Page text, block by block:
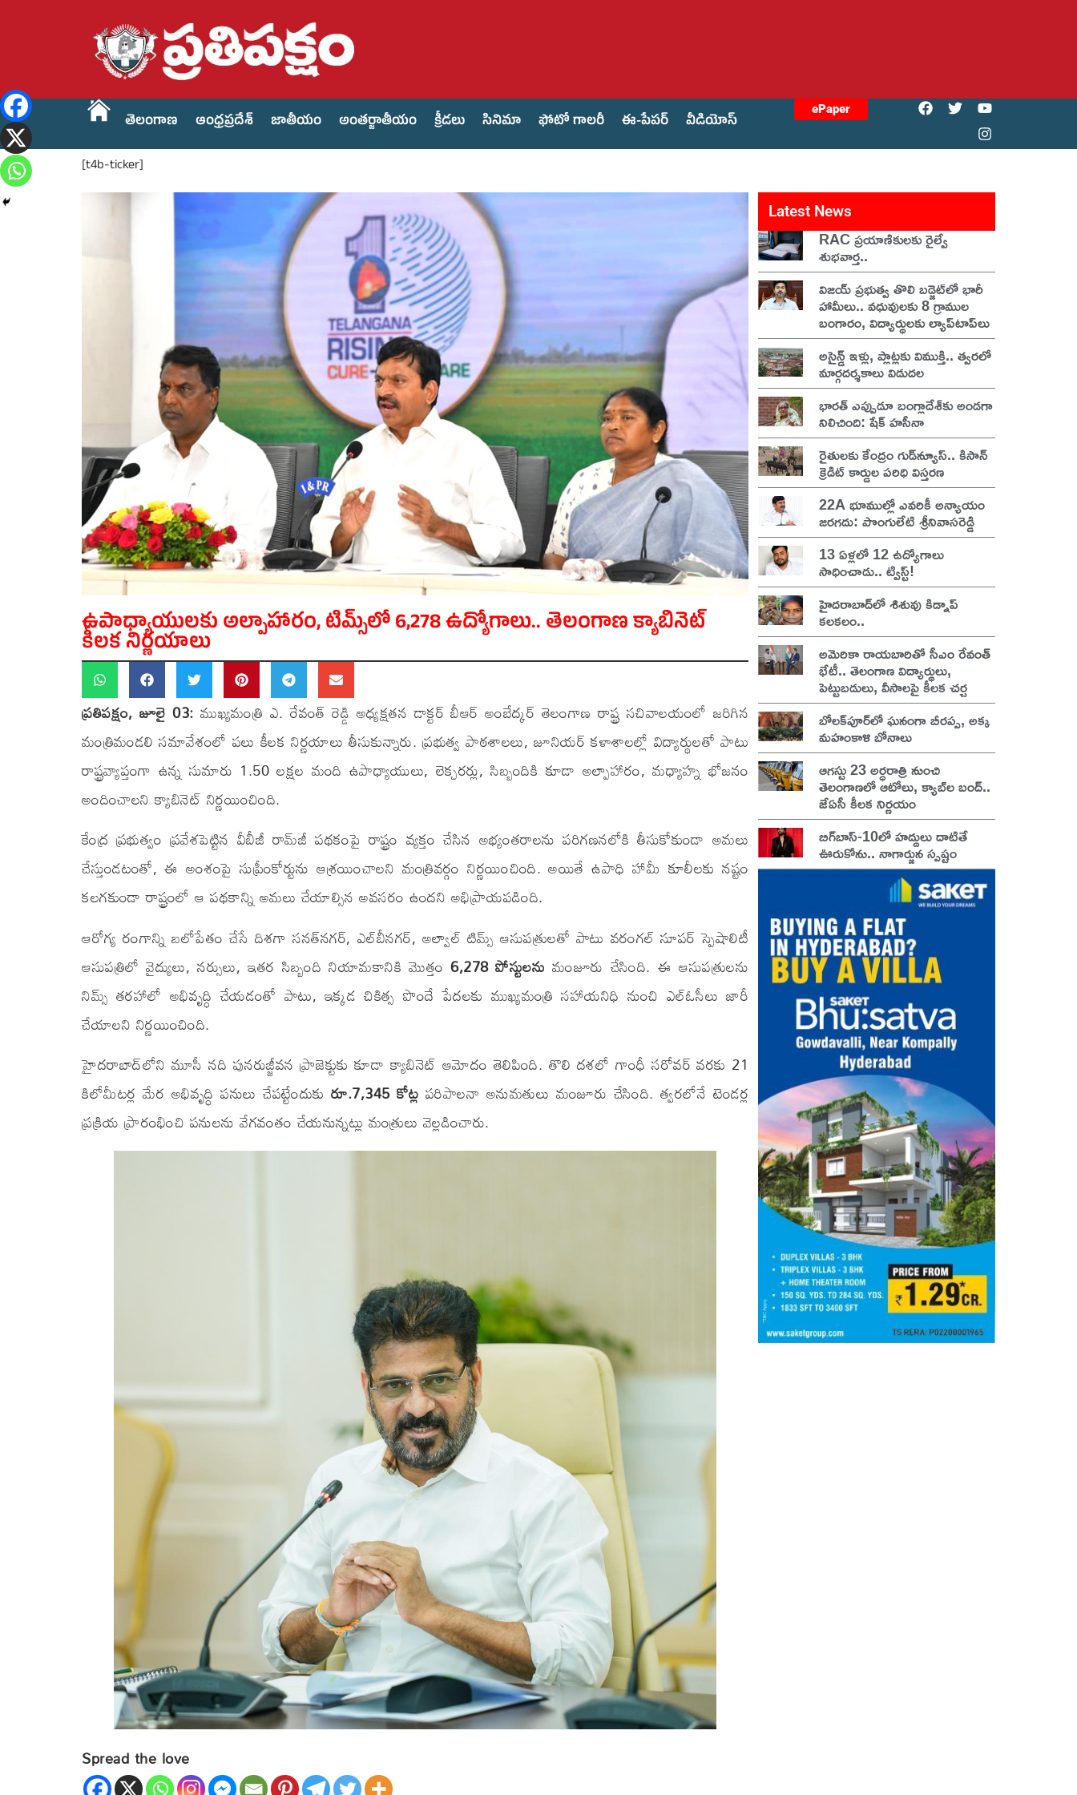
తెలంగాణ ఆంధ్రప్రదేశ్ జాతీయం అంతర్జాతీయం క్రీడలు సినిమా ఫోటో గాలరీ ఈ-పేపర్ వీడియోస్
ePaper
[t4b-ticker]
ఉపాధ్యాయులకు అల్పాహారం, టిమ్స్‌లో 6,278 ఉద్యోగాలు.. తెలంగాణ క్యాబినెట్
కీలక నిర్ణయాలు
ప్రతిపక్షం, జూలై 03: ముఖ్యమంత్రి ఎ. రేవంత్ రెడ్డి అధ్యక్షతన డాక్టర్ బీఆర్ అంబేద్కర్ తెలంగాణ రాష్ట్ర సచివాలయంలో జరిగిన
మంత్రిమండలి సమావేశంలో పలు కీలక నిర్ణయాలు తీసుకున్నారు. ప్రభుత్వ పాఠశాలలు, జూనియర్ కళాశాలల్లో విద్యార్థులతో పాటు
రాష్ట్రవ్యాప్తంగా ఉన్న సుమారు 1.50 లక్షల మంది ఉపాధ్యాయులు, లెక్చరర్లు, సిబ్బందికి కూడా అల్పాహారం, మధ్యాహ్న భోజనం
అందించాలని క్యాబినెట్ నిర్ణయించింది.
కేంద్ర ప్రభుత్వం ప్రవేశపెట్టిన వీబీజీ రామ్‌జీ పథకంపై రాష్ట్రం వ్యక్తం చేసిన అభ్యంతరాలను పరిగణనలోకి తీసుకోకుండా అమలు
చేస్తుండటంతో, ఈ అంశంపై సుప్రీంకోర్టును ఆశ్రయించాలని మంత్రివర్గం నిర్ణయించింది. అయితే ఉపాధి హామీ కూలీలకు నష్టం
కలగకుండా రాష్ట్రంలో ఆ పథకాన్ని అమలు చేయాల్సిన అవసరం ఉందని అభిప్రాయపడింది.
ఆరోగ్య రంగాన్ని బలోపేతం చేసే దిశగా సనత్‌నగర్, ఎల్‌బీనగర్, అల్వాల్ టిమ్స్ ఆసుపత్రులతో పాటు వరంగల్ సూపర్ స్పెషాలిటీ
ఆసుపత్రిలో వైద్యులు, నర్సులు, ఇతర సిబ్బంది నియామకానికి మొత్తం6,278 పోస్టులను మంజూరు చేసింది. ఈ ఆసుపత్రులను
నిమ్స్ తరహాలో అభివృద్ధి చేయడంతో పాటు, ఇక్కడ చికిత్స పొందే పేదలకు ముఖ్యమంత్రి సహాయనిధి నుంచి ఎల్‌ఓసీలు జారీ
చేయాలని నిర్ణయించింది.
హైదరాబాద్‌లోని మూసీ నది పునరుజ్జీవన ప్రాజెక్టుకు కూడా క్యాబినెట్ ఆమోదం తెలిపింది. తొలి దశలో గాంధీ సరోవర్ వరకు 21
కిలోమీటర్ల మేర అభివృద్ధి పనులు చేపట్టేందుకురూ.7,345 కోట్ల పరిపాలనా అనుమతులు మంజూరు చేసింది. త్వరలోనే టెండర్ల
ప్రక్రియ ప్రారంభించి పనులను వేగవంతం చేయనున్నట్లు మంత్రులు వెల్లడించారు.
Spread the love
Latest News
RAC ప్రయాణికులకు రైల్వే
శుభవార్త..
విజయ్ ప్రభుత్వ తొలి బడ్జెట్‌లో భారీ
హామీలు.. వధువులకు 8 గ్రాముల
బంగారం, విద్యార్థులకు ల్యాప్‌టాప్‌లు
అసైన్డ్ ఇళ్లు, ప్లాట్లకు విముక్తి.. త్వరలో
మార్గదర్శకాలు విడుదల
భారత్ ఎప్పుడూ బంగ్లాదేశ్‌కు అండగా
నిలిచింది: షేక్ హసీనా
రైతులకు కేంద్రం గుడ్‌న్యూస్.. కిసాన్
క్రెడిట్ కార్డుల పరిధి విస్తరణ
22A భూముల్లో ఎవరికీ అన్యాయం
జరగదు: పొంగులేటి శ్రీనివాసరెడ్డి
13 ఏళ్లలో 12 ఉద్యోగాలు
సాధించాడు.. ట్విస్ట్!
హైదరాబాద్‌లో శిశువు కిడ్నాప్
కలకలం..
అమెరికా రాయబారితో సీఎం రేవంత్
భేటీ.. తెలంగాణ విద్యార్థులు,
పెట్టుబడులు, వీసాలపై కీలక చర్చ
బోలక్‌పూర్‌లో ఘనంగా బీరప్ప, అక్క
మహంకాళి బోనాలు
ఆగస్టు 23 అర్ధరాత్రి నుంచి
తెలంగాణలో ఆటోలు, క్యాబ్‌ల బంద్..
జేఏసీ కీలక నిర్ణయం
బిగ్‌బాస్-10లో హద్దులు దాటితే
ఊరుకోను.. నాగార్జున స్పష్టం